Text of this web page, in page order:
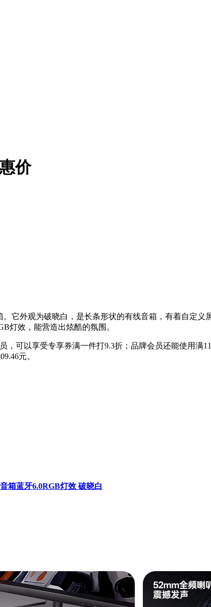
价
它外观为破晓白，是长条形状的有线音箱，有着自定
灯效，能营造出炫酷的氛围。
可以享受专享券满一件打9.3折；品牌会员还能使用满
元。
箱蓝牙6.0RGB灯效 破晓白